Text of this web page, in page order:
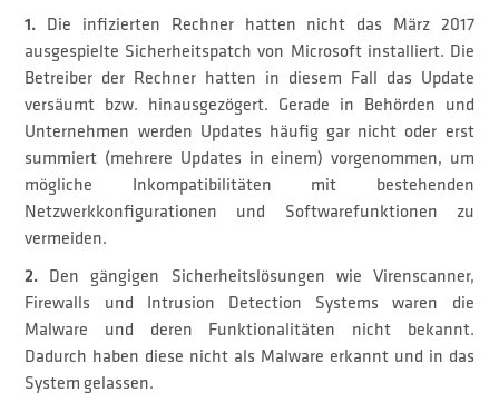
1. Die infizierten Rechner hatten nicht das März 2017
ausgespielte Sicherheitspatch von Microsoft installiert. Die
Betreiber der Rechner hatten in diesem Fall das Update
versäumt bzw. hinausgezögert. Gerade in Behörden und
Unternehmen werden Updates häufig gar nicht oder erst
summiert (mehrere Updates in einem) vorgenommen, um
mögliche Inkompatibilitäten mit bestehenden
Netzwerkkonfigurationen und Softwarefunktionen zu
vermeiden.
2. Den gängigen Sicherheitslösungen wie Virenscanner,
Firewalls und Intrusion Detection Systems waren die
Malware und deren Funktionalitäten nicht bekannt.
Dadurch haben diese nicht als Malware erkannt und in das
System gelassen.